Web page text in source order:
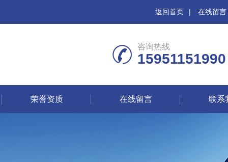
返回首页 | 在线留言
咨询热线
15951151990
荣誉资质 在线留言 联系